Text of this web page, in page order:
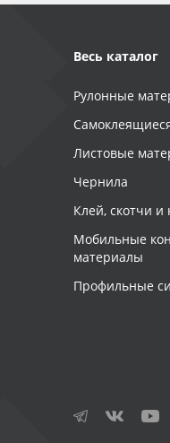
Весь каталог
Рулонные
Листовые
Чернила
Клей, скотчи и
Мобильные
материалы
Профильные